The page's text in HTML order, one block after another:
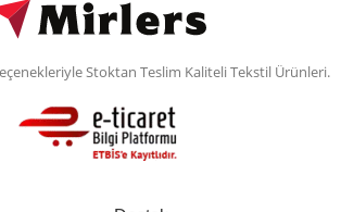
Stoktan Teslim Kaliteli Tekstil Ürünleri.